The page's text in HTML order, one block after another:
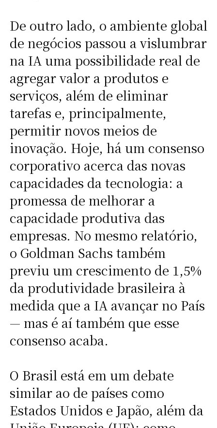
De outro lado, o ambiente global
de negócios passou a vislumbrar
na IA uma possibilidade real de
agregar valor a produtos e
serviços, além de eliminar
tarefas e, principalmente,
permitir novos meios de
inovação. Hoje, há um consenso
corporativo acerca das novas
capacidades da tecnologia: a
promessa de melhorar a
capacidade produtiva das
empresas. No mesmo relatório,
o Goldman Sachs também
previu um crescimento de 1,5%
da produtividade brasileira à
medida que a IA avançar no País
— mas é aí também que esse
consenso acaba.
O Brasil está em um debate
similar ao de países como
Estados Unidos e Japão, além da